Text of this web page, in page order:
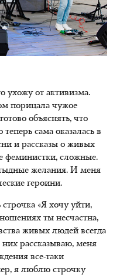
ухожу от активизма.
порицала чужое
объяснять, что
сама оказалась в
и рассказы о живых
сложные.
желания. И меня
героини.
«Я хочу уйти,
ты несчастна,
живых людей всегда
них рассказываю, меня
все-таки
я люблю строчку